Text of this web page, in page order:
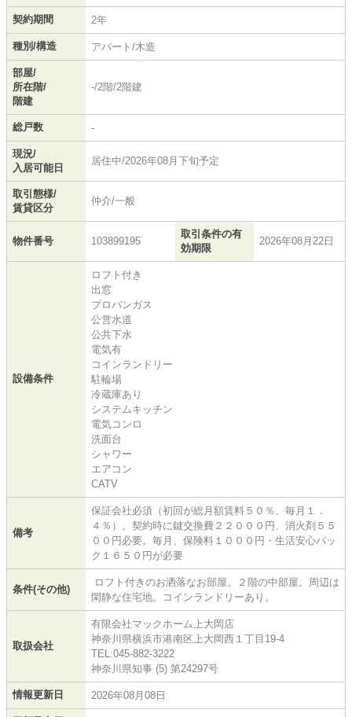
契約期間 2年
種別/構造 アパート/木造
部屋/
所在階/
階建
-/2階/2階建
総戸数 -
現況/
入居可能日
居住中/2026年08月下旬予定
取引態様/
賃貸区分
仲介/一般
物件番号 103899195
取引条件の有
効期限
2026年08月22日
設備条件
ロフト付き
出窓
プロパンガス
公営水道
公共下水
電気有
コインランドリー
駐輪場
冷蔵庫あり
システムキッチン
電気コンロ
洗面台
シャワー
エアコン
CATV
備考
保証会社必須（初回が総月額賃料５０％、毎月１．
４％）。契約時に鍵交換費２２０００円、消火剤５５
００円必要。毎月、保険料１０００円・生活安心パッ
ク１６５０円が必要
条件(その他)
ロフト付きのお洒落なお部屋。２階の中部屋。周辺は
閑静な住宅地。コインランドリーあり。
取扱会社
有限会社マックホーム上大岡店
神奈川県横浜市港南区上大岡西１丁目19-4
TEL:045-882-3222
神奈川県知事 (5) 第24297号
情報更新日 2026年08月08日